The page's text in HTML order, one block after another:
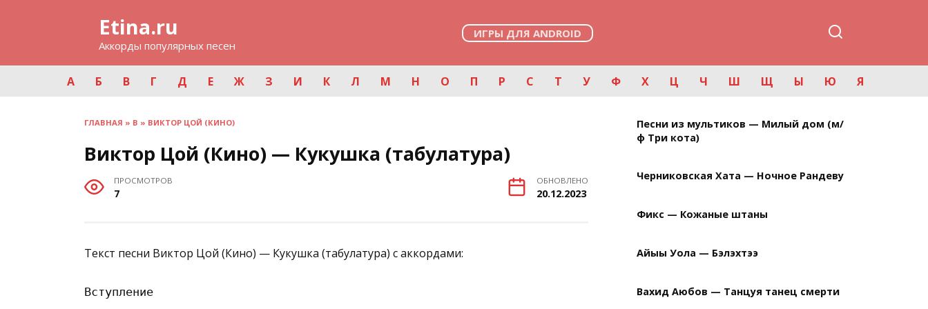
Etina.ru
Аккорды популярных песен
ИГРЫ ДЛЯ ANDROID
А Б В Г Д Е Ж З И К Л М Н О П Р С Т У Ф Х Ц Ч Ш Щ Ы Ю Я
ГЛАВНАЯ » В » ВИКТОР ЦОЙ (КИНО)
Виктор Цой (Кино) — Кукушка (табулатура)
ПРОСМОТРОВ
7
ОБНОВЛЕНО
20.12.2023
Текст песни Виктор Цой (Кино) — Кукушка (табулатура) с аккордами:
Вступление
Песни из мультиков — Милый дом (м/
ф Три кота)
Черниковская Хата — Ночное Рандеву
Фикс — Кожаные штаны
Айыы Уола — Бэлэхтээ
Вахид Аюбов — Танцуя танец смерти